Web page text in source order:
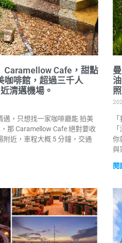
Caramellow Cafe，甜點
咖啡館，超過三千人
清邁機場。
邁，只想找一家咖啡廳能 拍美
那 Caramellow Cafe 絕對要收
附近，車程大概 5 分鐘，交通
你
與
閱